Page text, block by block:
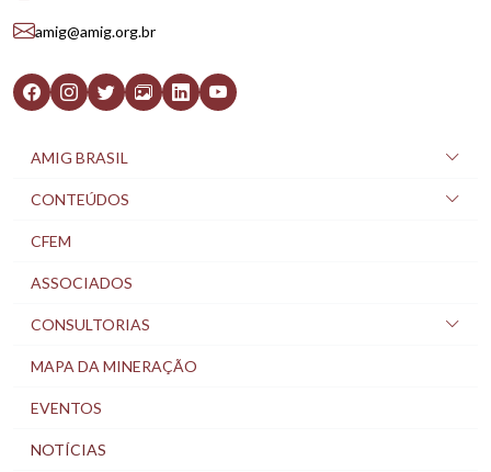
amig@amig.org.br
AMIG BRASIL
CONTEÚDOS
CFEM
ASSOCIADOS
CONSULTORIAS
MAPA DA MINERAÇÃO
EVENTOS
NOTÍCIAS